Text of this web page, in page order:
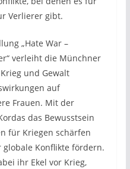
Verlierer gibt.
„Hate War –
verleiht die Münchner
und Gewalt
auf
Frauen. Mit der
das Bewusstsein
für Kriegen schärfen
Konflikte fördern.
ihr Ekel vor Krieg,